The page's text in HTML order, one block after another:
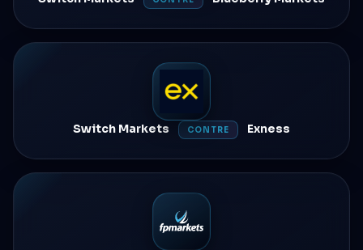
Switch Markets CONTRE Exness